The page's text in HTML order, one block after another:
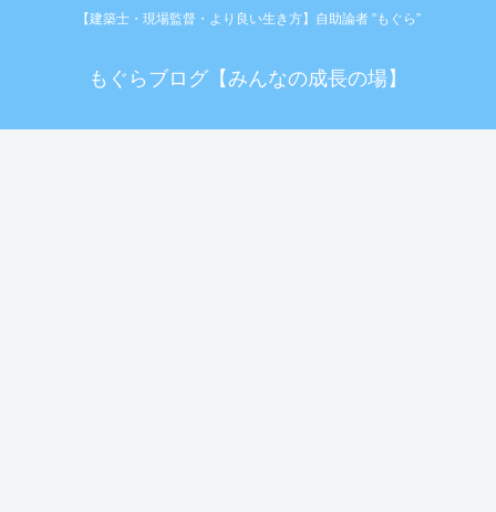
【建築士・現場監督・より良い生き方】自助論者 ”もぐら”
もぐらブログ【みんなの成長の場】